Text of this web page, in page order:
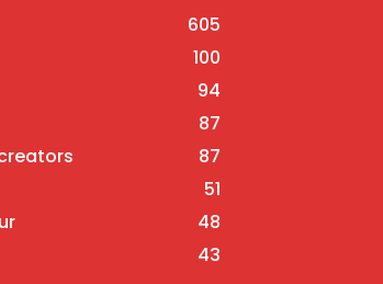
605
100
94
87
87
51
48
43